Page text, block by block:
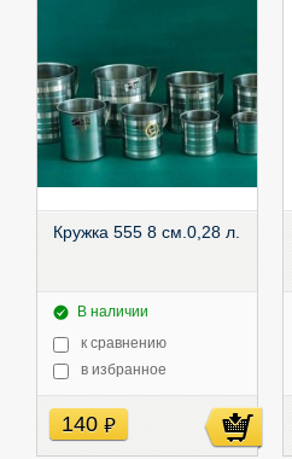
Кружка 555 8 см.0,28 л.
В наличии
к сравнению
в избранное
140 руб